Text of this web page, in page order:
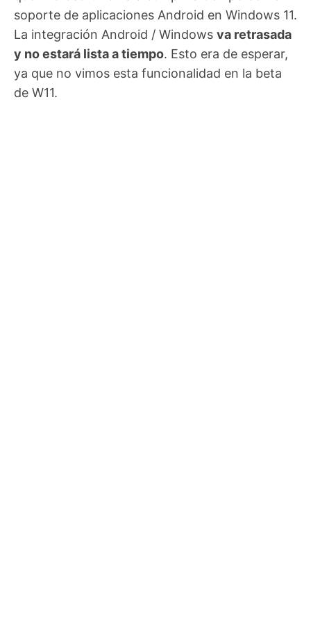
soporte de aplicaciones Android en Windows 11.
La integración Android / Windows va retrasada
y no estará lista a tiempo. Esto era de esperar,
ya que no vimos esta funcionalidad en la beta
de W11.